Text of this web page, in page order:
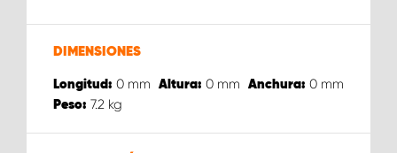
DIMENSIONES
Longitud: 0 mm Altura: 0 mm Anchura: 0 mm
Peso: 7.2 kg